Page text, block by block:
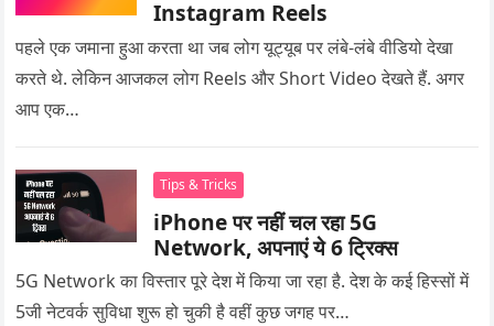
Instagram Reels
पहले एक जमाना हुआ करता था जब लोग यूट्यूब पर लंबे-लंबे वीडियो देखा
करते थे. लेकिन आजकल लोग Reels और Short Video देखते हैं. अगर
आप एक…
Tips & Tricks
iPhone पर नहीं चल रहा 5G
Network, अपनाएं ये 6 ट्रिक्स
5G Network का विस्तार पूरे देश में किया जा रहा है. देश के कई हिस्सों में
5जी नेटवर्क सुविधा शुरू हो चुकी है वहीं कुछ जगह पर…